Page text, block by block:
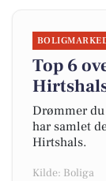
Top 6
Drømmer
har samlet
Hirtshals.
Kilde: Boliga